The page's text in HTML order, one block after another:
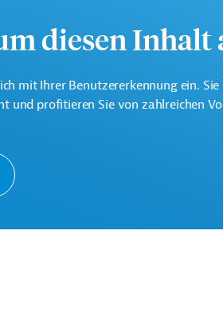
und Vertrieb, übergreifend
diesen
mit Ihrer Benutzererkennung ein.
und profitieren Sie von zahlreichen